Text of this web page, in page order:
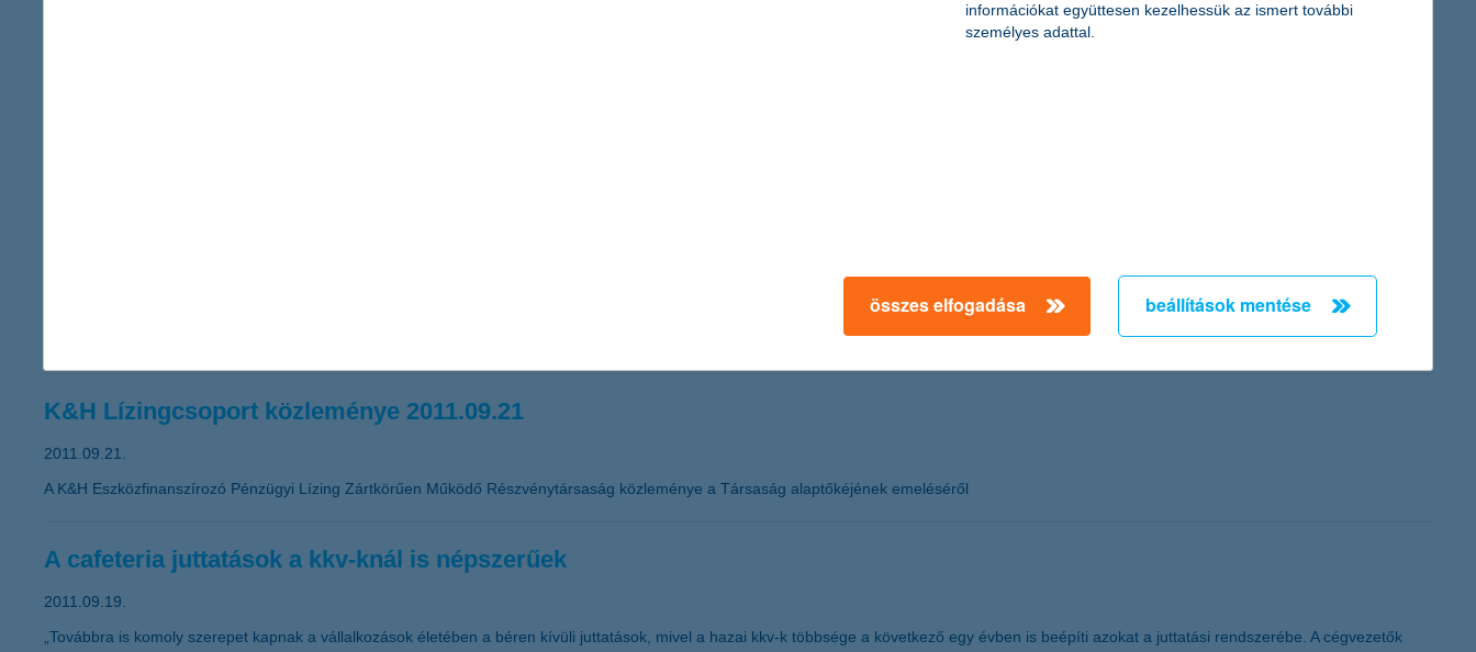
12,5 milliárd forintos adózás utáni eredmény 2011 első félévében a K&H Bankcsoportnál
„Mikor és miben érdemes megtakarítani, ha a növekedési kilátások szerte a világban romlanak, a tőzsdei árfolyamok jelentősen ingadoznak, csökkennek, és a kamatok alacsony szinten vannak –
merül fel jogosan a kérdés a befektetők részéről. Ilyen időszakban azokra a befektetési lehetőségekre érdemes fokozottan figyelni, amelyek néhány év távlatában esélyt adnak a növekedésnek,
K&H Lízingcsoport közleménye 2011.09.21
2011.09.21.
A K&H Eszközfinanszírozó Pénzügyi Lízing Zártkörűen Működő Részvénytársaság közleménye a Társaság alaptőkéjének emeléséről
A cafeteria juttatások a kkv-knál is népszerűek
2011.09.19.
„Továbbra is komoly szerepet kapnak a vállalkozások életében a béren kívüli juttatások, mivel a hazai kkv-k többsége a következő egy évben is beépíti azokat a juttatási rendszerébe. A cégvezetők
információkat együttesen kezelhessük az ismert további
személyes adattal.
összes elfogadása beállítások mentése